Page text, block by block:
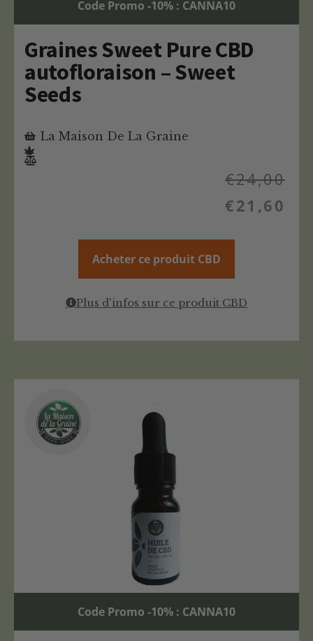
Code Promo -10% : CANNA10
Graines Sweet Pure CBD
autofloraison – Sweet
Seeds
La Maison De La Graine
€24,00
€21,60
Acheter ce produit CBD
Plus d'infos sur ce produit CBD
Code Promo -10% : CANNA10